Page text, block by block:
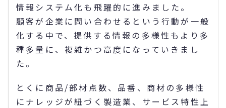
情報システム化も飛躍的に進みました。
顧客が企業に問い合わせるという行動が一般
化する中で、提供する情報の多様性もより多
種多量に、複雑かつ高度になっていきまし
た。
とくに商品/部材点数、品番、商材の多様性
にナレッジが紐づく製造業、サービス特性上